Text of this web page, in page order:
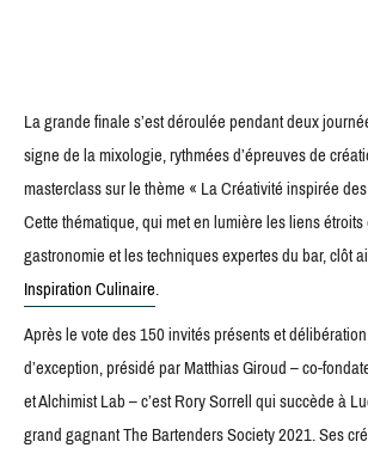
La grande finale s’est déroulée pendant deux
signe de la mixologie, rythmées d’épreuves de
masterclass sur le thème « La Créativité inspirée
Cette thématique, qui met en lumière les liens
gastronomie et les techniques expertes du bar, clôt
Inspiration Culinaire.
Après le vote des 150 invités présents et
d’exception, présidé par Matthias Giroud – co-
et Alchimist Lab – c’est Rory Sorrell qui succède à
grand gagnant The Bartenders Society 2021. Ses